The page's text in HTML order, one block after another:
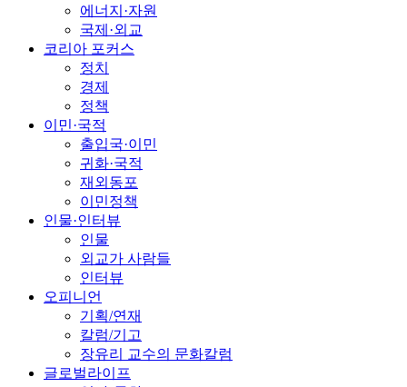
에너지·자원
국제·외교
코리아 포커스
정치
경제
정책
이민·국적
출입국·이민
귀화·국적
재외동포
이민정책
인물·인터뷰
인물
외교가 사람들
인터뷰
오피니언
기획/연재
칼럼/기고
장유리 교수의 문화칼럼
글로벌라이프